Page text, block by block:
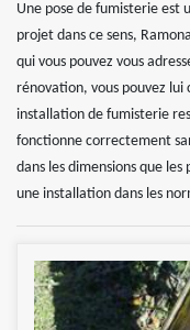
Une pose de fumisterie est
projet dans ce sens,
qui vous pouvez vous
rénovation, vous pouvez lui
installation de fumisterie
fonctionne correctement
dans les dimensions que
une installation dans les